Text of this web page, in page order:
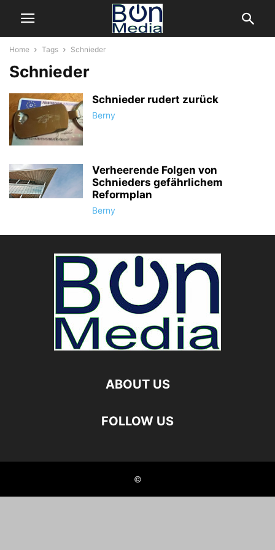
Home Tags Schnieder
Schnieder
Schnieder rudert zurück
Berny
Verheerende Folgen von
Schnieders gefährlichem
Reformplan
Berny
ABOUT US
FOLLOW US
©